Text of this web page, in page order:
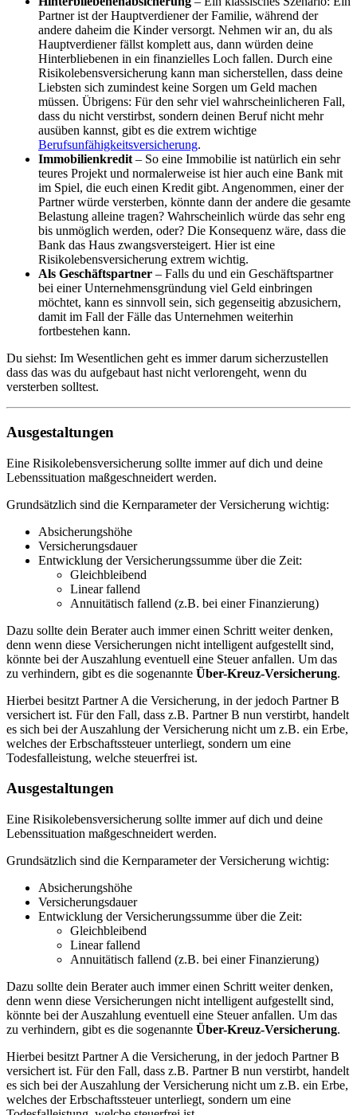
Partner ist der Hauptverdiener der Familie, während der
andere daheim die Kinder versorgt. Nehmen wir an, du als
Hauptverdiener fällst komplett aus, dann würden deine
Hinterbliebenen in ein finanzielles Loch fallen. Durch eine
Risikolebensversicherung kann man sicherstellen, dass deine
Liebsten sich zumindest keine Sorgen um Geld machen
müssen. Übrigens: Für den sehr viel wahrscheinlicheren Fall,
dass du nicht verstirbst, sondern deinen Beruf nicht mehr
ausüben kannst, gibt es die extrem wichtige
Berufsunfähigkeitsversicherung.
Immobilienkredit – So eine Immobilie ist natürlich ein sehr
teures Projekt und normalerweise ist hier auch eine Bank mit
im Spiel, die euch einen Kredit gibt. Angenommen, einer der
Partner würde versterben, könnte dann der andere die gesamte
Belastung alleine tragen? Wahrscheinlich würde das sehr eng
bis unmöglich werden, oder? Die Konsequenz wäre, dass die
Bank das Haus zwangsversteigert. Hier ist eine
Risikolebensversicherung extrem wichtig.
Als Geschäftspartner – Falls du und ein Geschäftspartner
bei einer Unternehmensgründung viel Geld einbringen
möchtet, kann es sinnvoll sein, sich gegenseitig abzusichern,
damit im Fall der Fälle das Unternehmen weiterhin
fortbestehen kann.
Du siehst: Im Wesentlichen geht es immer darum sicherzustellen
dass das was du aufgebaut hast nicht verlorengeht, wenn du
versterben solltest.
Ausgestaltungen
Eine Risikolebensversicherung sollte immer auf dich und deine
Lebenssituation maßgeschneidert werden.
Grundsätzlich sind die Kernparameter der Versicherung wichtig:
Absicherungshöhe
Versicherungsdauer
Entwicklung der Versicherungssumme über die Zeit:
Gleichbleibend
Linear fallend
Annuitätisch fallend (z.B. bei einer Finanzierung)
Dazu sollte dein Berater auch immer einen Schritt weiter denken,
denn wenn diese Versicherungen nicht intelligent aufgestellt sind,
könnte bei der Auszahlung eventuell eine Steuer anfallen. Um das
zu verhindern, gibt es die sogenannte Über-Kreuz-Versicherung.
Hierbei besitzt Partner A die Versicherung, in der jedoch Partner B
versichert ist. Für den Fall, dass z.B. Partner B nun verstirbt, handelt
es sich bei der Auszahlung der Versicherung nicht um z.B. ein Erbe,
welches der Erbschaftssteuer unterliegt, sondern um eine
Todesfalleistung, welche steuerfrei ist.
Ausgestaltungen
Eine Risikolebensversicherung sollte immer auf dich und deine
Lebenssituation maßgeschneidert werden.
Grundsätzlich sind die Kernparameter der Versicherung wichtig:
Absicherungshöhe
Versicherungsdauer
Entwicklung der Versicherungssumme über die Zeit:
Gleichbleibend
Linear fallend
Annuitätisch fallend (z.B. bei einer Finanzierung)
Dazu sollte dein Berater auch immer einen Schritt weiter denken,
denn wenn diese Versicherungen nicht intelligent aufgestellt sind,
könnte bei der Auszahlung eventuell eine Steuer anfallen. Um das
zu verhindern, gibt es die sogenannte Über-Kreuz-Versicherung.
Hierbei besitzt Partner A die Versicherung, in der jedoch Partner B
versichert ist. Für den Fall, dass z.B. Partner B nun verstirbt, handelt
es sich bei der Auszahlung der Versicherung nicht um z.B. ein Erbe,
welches der Erbschaftssteuer unterliegt, sondern um eine